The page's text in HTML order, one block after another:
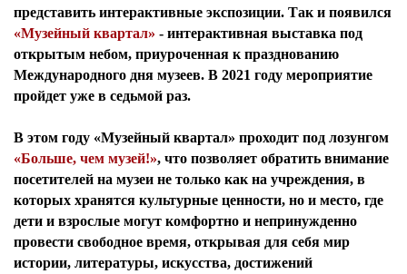
представить интерактивные экспозиции. Так и появился
«Музейный квартал» - интерактивная выставка под
открытым небом, приуроченная к празднованию
Международного дня музеев. В 2021 году мероприятие
пройдет уже в седьмой раз.
В этом году «Музейный квартал» проходит под лозунгом
«Больше, чем музей!», что позволяет обратить внимание
посетителей на музеи не только как на учреждения, в
которых хранятся культурные ценности, но и место, где
дети и взрослые могут комфортно и непринужденно
провести свободное время, открывая для себя мир
истории, литературы, искусства, достижений